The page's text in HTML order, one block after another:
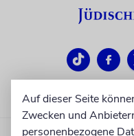
Auf dieser Seite
Zwecken und
personenbezogene